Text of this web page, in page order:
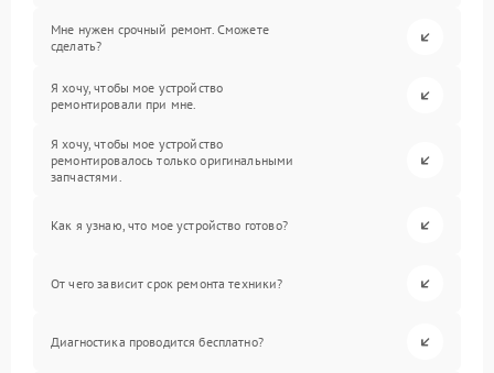
Мне нужен срочный ремонт. Сможете
сделать?
Я хочу, чтобы мое устройство
ремонтировали при мне.
Я хочу, чтобы мое устройство
ремонтировалось только оригинальными
запчастями.
Как я узнаю, что мое устройство готово?
От чего зависит срок ремонта техники?
Диагностика проводится бесплатно?